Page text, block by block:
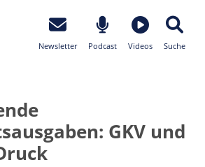
Newsletter Podcast Videos Suche
GKV und